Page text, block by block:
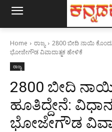
Home ರಾಜ್ಯ
2800 ಬೀದಿ ನಾಯಿ
ಭೋಜೇಗೌಡ ವಿವಾದಾತ್ಮಕ ಹೇಳಿಕೆ
ರಾಜ್ಯ
2800 ಬೀದಿ
ಹೂತಿದ್ದೇನೆ:
ಭೋಜೇಗೌಡ